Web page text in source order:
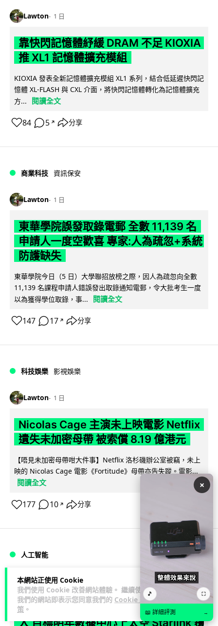
本網站正使用 Cookie
我們使用 Cookie 改善網站體驗。 繼續使用
我們的網站即表示您同意我們的 Cookie 政
策 。
Lawton 1 日
靠快閃記憶體紓緩 DRAM 不足 KIOXIA
推 XL1 記憶體擴充模組
KIOXIA 發表全新記憶體擴充模組 XL1 系列，結合低延遲快閃記
憶體 XL-FLASH 與 CXL 介面，將快閃記憶體轉化為記憶體擴充
方...
閱讀全文
84 5 ↗ 分享
商業科技 資訊保安
Lawton 1 日
東華學院誤發取錄電郵 全數 11,139 名
申請人一度空歡喜 專家:人為疏忽+系統
防護缺失
東華學院今日（5 日）大學聯招放榜之際，因人為疏忽向全數
11,139 名課程申請人錯誤發出取錄通知電郵，令大批考生一度
以為獲得學位取錄，事...
閱讀全文
147 17 ↗ 分享
科技娛樂 影視娛樂
Lawton 1 日
Nicolas Cage 主演未上映電影 Netflix
遺失未加密母帶 被索償 8.19 億港元
【唔見未加密母帶咁大件事】Netflix 洛杉磯辦公室被竊，未上
映的 Nicolas Cage 電影《Fortitude》母帶亦告失蹤。電影...
閱讀全文
177 10 ↗ 分享
人工智能
Vin 1 日
Elon Musk: SpaceX 將挑戰萬億年收
入 目標明年數據中心上太空 Starlink 覆
×
🎵 ⛶
📖 詳細評測 →